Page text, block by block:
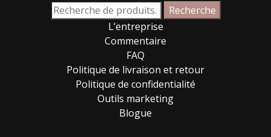
Recherche
pour :
Recherche
L’entreprise
Commentaire
FAQ
Politique de livraison et retour
Politique de confidentialité
Outils marketing
Blogue